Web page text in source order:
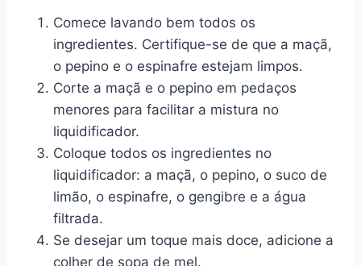
Comece lavando bem todos os
ingredientes. Certifique-se de que a maçã,
o pepino e o espinafre estejam limpos.
Corte a maçã e o pepino em pedaços
menores para facilitar a mistura no
liquidificador.
Coloque todos os ingredientes no
liquidificador: a maçã, o pepino, o suco de
limão, o espinafre, o gengibre e a água
filtrada.
Se desejar um toque mais doce, adicione a
colher de sopa de mel.